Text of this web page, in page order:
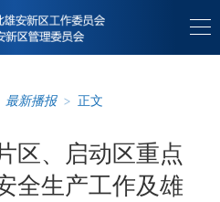
最新播报 > 正文
区、启动区重点
全生产工作及雄